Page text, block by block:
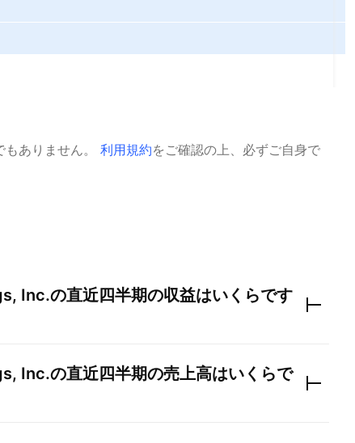
ありません。 利用規約をご確認の上、必ずご自身で
Inc.の直近四半期の収益はいくらです
Inc.の直近四半期の売上高はいくらで